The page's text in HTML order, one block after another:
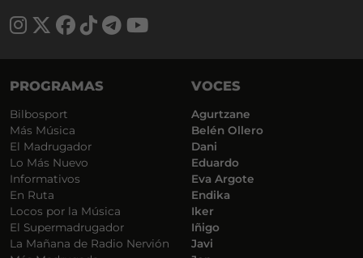
PROGRAMAS
Bilbosport
Más Música
El Madrugador
Lo Más Nuevo
Informativos
En Ruta
Locos por la Música
El Supermadrugador
La Mañana de Radio Nervión
VOCES
Agurtzane
Belén Ollero
Dani
Eduardo
Eva Argote
Endika
Iker
Iñigo
Javi